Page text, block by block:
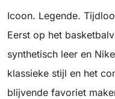
Icoon. Legende.
Eerst op het
synthetisch leer en
klassieke stijl en het
blijvende favoriet